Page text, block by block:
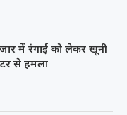
में रंगाई को लेकर खूनी
से हमला